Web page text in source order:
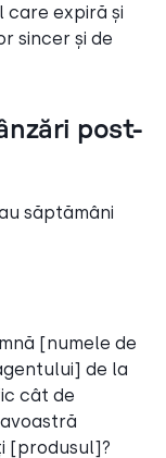
expiră și
sincer și de
post-
săptămâni
[numele de
de la
cât de
[produsul]?